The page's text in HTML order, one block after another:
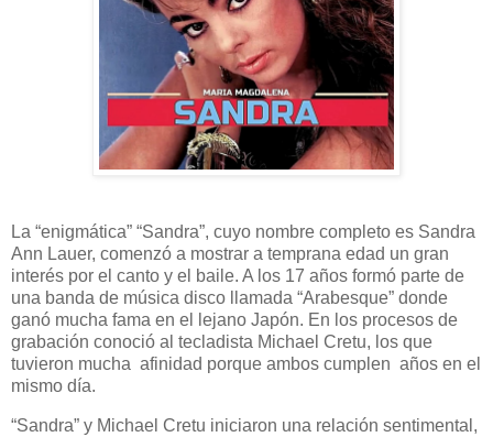
La “enigmática” “Sandra”, cuyo nombre completo es Sandra
Ann Lauer, comenzó a mostrar a temprana edad un gran
interés por el canto y el baile. A los 17 años formó parte de
una banda de música disco llamada “Arabesque” donde
ganó mucha fama en el lejano Japón. En los procesos de
grabación conoció al tecladista Michael Cretu, los que
tuvieron mucha afinidad porque ambos cumplen años en el
mismo día.
“Sandra” y Michael Cretu iniciaron una relación sentimental,